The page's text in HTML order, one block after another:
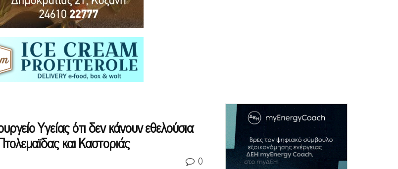
Υγείας ότι δεν κάνουν εθελούσια
και Καστοριάς
0